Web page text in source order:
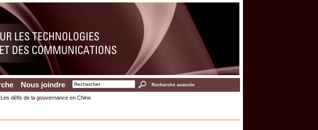
Nous joindre Recherche avancée
défis de la gouvernance en Chine